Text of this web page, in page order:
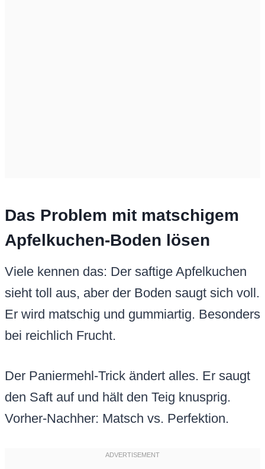
Das Problem mit matschigem
Apfelkuchen-Boden lösen
Viele kennen das: Der saftige Apfelkuchen
sieht toll aus, aber der Boden saugt sich voll.
Er wird matschig und gummiartig. Besonders
bei reichlich Frucht.
Der Paniermehl-Trick ändert alles. Er saugt
den Saft auf und hält den Teig knusprig.
Vorher-Nachher: Matsch vs. Perfektion.